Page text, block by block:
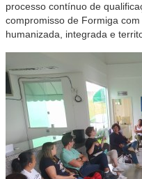
processo contínuo de
compromisso de Formiga
humanizada, integrada e